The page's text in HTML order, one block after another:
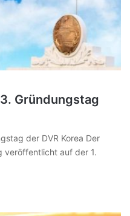
Gründungstag
der DVR Korea Der
veröffentlicht auf der 1.